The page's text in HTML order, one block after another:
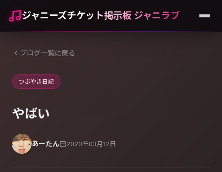
ジャニーズチケット掲示板 ジャニラブ
ブログ一覧に戻る
つぶやき日記
やばい
あーたん 2020年03月12日